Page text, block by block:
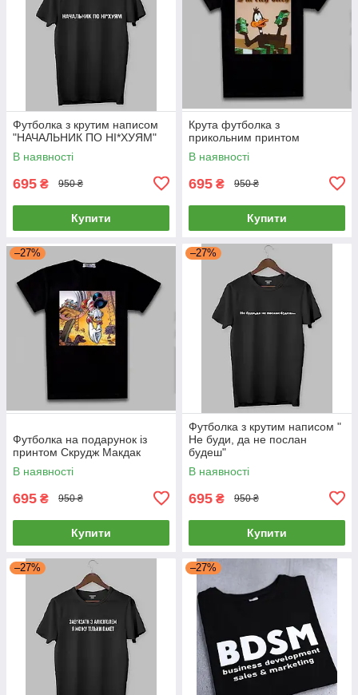
Футболка з крутим написом
"НАЧАЛЬНИК ПО НІ*ХУЯМ"
В наявності
695 ₴ 950 ₴
Купити
Крута футболка з
прикольним принтом
В наявності
695 ₴ 950 ₴
Купити
–27%
Футболка на подарунок із
принтом Скрудж Макдак
В наявності
695 ₴ 950 ₴
Купити
–27%
Футболка з крутим написом "
Не буди, да не послан
будеш"
В наявності
695 ₴ 950 ₴
Купити
–27% –27%